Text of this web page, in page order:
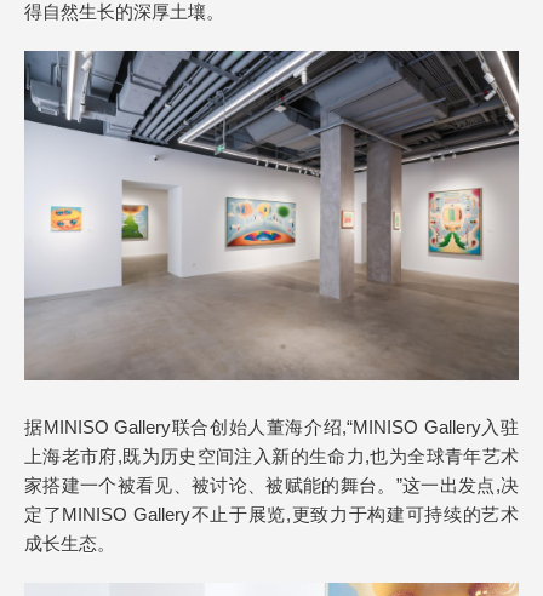
得自然生长的深厚土壤。
据MINISO Gallery联合创始人董海介绍,“MINISO Gallery入驻
上海老市府,既为历史空间注入新的生命力,也为全球青年艺术
家搭建一个被看见、被讨论、被赋能的舞台。”这一出发点,决
定了MINISO Gallery不止于展览,更致力于构建可持续的艺术
成长生态。